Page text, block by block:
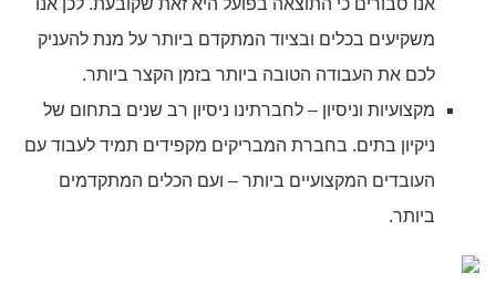
אנו סבורים כי התוצאה בפועל היא זאת שקובעת. לכן אנו
משקיעים בכלים ובציוד המתקדם ביותר על מנת להעניק
לכם את העבודה הטובה ביותר בזמן הקצר ביותר.
מקצועיות וניסיון – לחברתינו ניסיון רב שנים בתחום של
ניקיון בתים. בחברת המבריקים מקפידים תמיד לעבוד עם
העובדים המקצועיים ביותר – ועם הכלים המתקדמים
ביותר.